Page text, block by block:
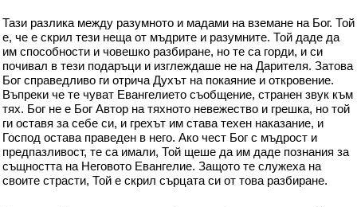
Тази разлика между разумното и мадами на вземане на Бог. Той
е, че е скрил тези неща от мъдрите и разумните. Той даде да
им способности и човешко разбиране, но те са горди, и си
почивал в тези подаръци и изглеждаше не на Дарителя. Затова
Бог справедливо ги отрича Духът на покаяние и откровение.
Въпреки че те чуват Евангелието съобщение, странен звук към
тях. Бог не е Бог Автор на тяхното невежество и грешка, но той
ги оставя за себе си, и грехът им става техен наказание, и
Господ остава праведен в него. Ако чест Бог с мъдрост и
предпазливост, те са имали, Той щеше да им даде познания за
същността на Неговото Евангелие. Защото те служеха на
своите страсти, Той е скрил сърцата си от това разбиране.